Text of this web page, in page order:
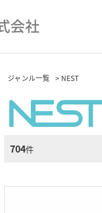
ジャンル一覧 > NEST
704件